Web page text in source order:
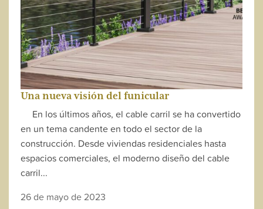
Una nueva visión del funicular
En los últimos años, el cable carril se ha convertido
en un tema candente en todo el sector de la
construcción. Desde viviendas residenciales hasta
espacios comerciales, el moderno diseño del cable
carril...
26 de mayo de 2023